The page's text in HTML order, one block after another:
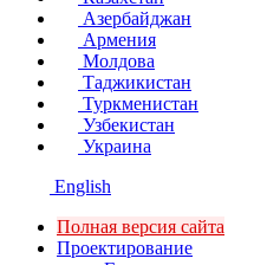
Азербайджан
Армения
Молдова
Таджикистан
Туркменистан
Узбекистан
Украина
English
Полная версия сайта
Проектирование